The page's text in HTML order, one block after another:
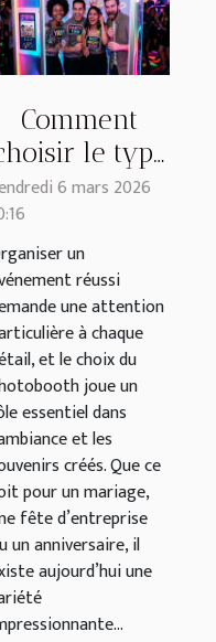
Comment
le type
photobooth
idéal pour
votre
événement ?
6 mars 2026
un
réussi
une attention
à chaque
et le choix du
joue un
essentiel dans
et les
créés. Que ce
pour un mariage,
fête d’entreprise
un anniversaire, il
aujourd’hui une